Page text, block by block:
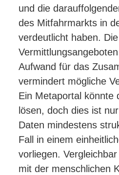
und die
des Mitfahrmarkts in
verdeutlicht haben.
Aufwand für das
vermindert mögliche
Ein Metaportal könnte
lösen, doch dies ist
Daten mindestens
Fall in einem
vorliegen.
mit der menschlichen